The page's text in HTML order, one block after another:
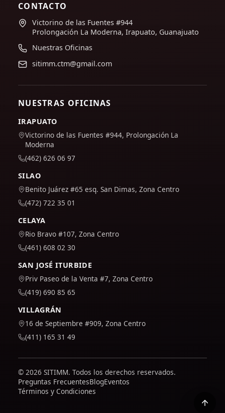
CONTACTO
Victorino de las Fuentes #944
Prolongación La Moderna, Irapuato, Guanajuato
Nuestras Oficinas
sitimm.ctm@gmail.com
NUESTRAS OFICINAS
IRAPUATO
Victorino de las Fuentes #944, Prolongación La
Moderna
(462) 626 06 97
SILAO
Benito Juárez #65 esq. San Dimas, Zona Centro
(472) 722 35 01
CELAYA
Rio Bravo #107, Zona Centro
(461) 608 02 30
SAN JOSÉ ITURBIDE
Priv Paseo de la Venta #7, Zona Centro
(419) 690 85 65
VILLAGRÁN
16 de Septiembre #909, Zona Centro
(411) 165 31 49
© 2026 SITIMM. Todos los derechos reservados.
Preguntas FrecuentesBlogEventos
Términos y Condiciones